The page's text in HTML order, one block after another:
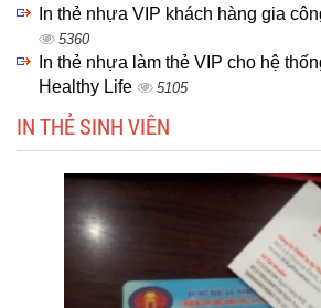
In thẻ nhựa VIP khách hàng gia
5360
In thẻ nhựa làm thẻ VIP cho hệ
Healthy Life
5105
IN THẺ SINH VIÊN